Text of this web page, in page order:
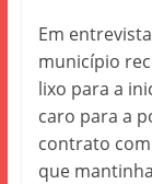
Em
município
lixo para a
caro para a
contrato com
que